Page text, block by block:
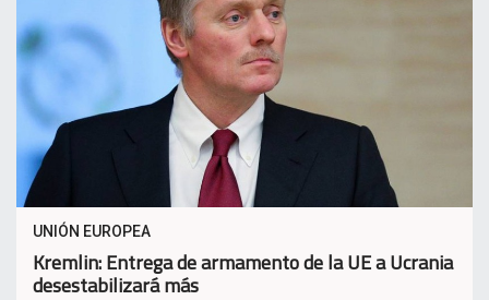
UNIÓN EUROPEA
Kremlin: Entrega de armamento de la UE a Ucrania
desestabilizará más